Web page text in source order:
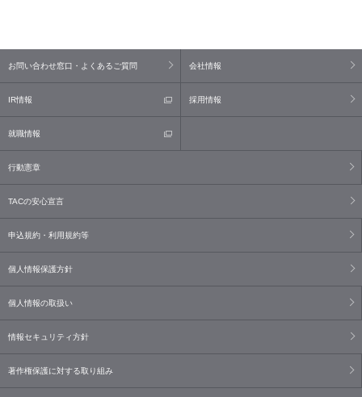
お問い合わせ窓口・よくあるご質問 会社情報
IR情報 採用情報
就職情報
行動憲章
TACの安心宣言
申込規約・利用規約等
個人情報保護方針
個人情報の取扱い
情報セキュリティ方針
著作権保護に対する取り組み